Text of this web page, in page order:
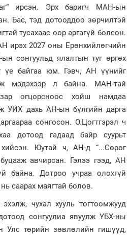
ирсэн. Эрх баригч МАН-ын
Бас, тэд дотооддоо зөрчилтэй
тусахаас өөр аргагүй болсон.
ирэх 2027 оны Ерөнхийлөгчийн
сонгуульд ялалтын туг өргөх
байгаа юм. Гэвч, АН үүнийг
мэдэхээр л байна. МАН-тай
огцорсноос хойш намдаа
УИХ дахь АН-ын бүлгийн дарга
сонгосон. О.Цогтгэрэл ч
дотоод гадаад байр суурьт
Юутай ч, АН-д “...Сөрөг
авчирсан. Гэлээ гээд, АН
байна. Дотроо учраа олохгүй
саарах маягтай болов.
чухал хууль тогтоомжууд
сонгуулиа явуулж ҮБХ-ны
Улс төрийн зөвлөлийн гишүүд,